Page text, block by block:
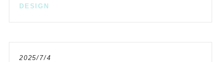
DESIGN
2025/7/4